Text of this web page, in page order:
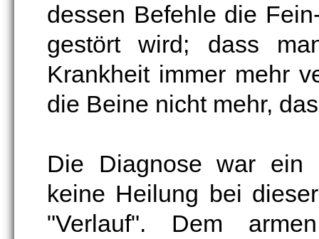
dessen Befehle die
gestört wird; dass
Krankheit immer mehr
die Beine nicht mehr,
Die Diagnose war ein
keine Heilung bei
"Verlauf". Dem